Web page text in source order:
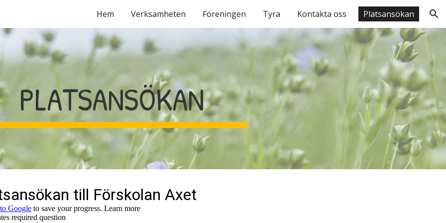
Skip to navigation
Hem Verksamheten Föreningen Tyra Kontakta oss Platsansökan
PLATSANSÖKAN